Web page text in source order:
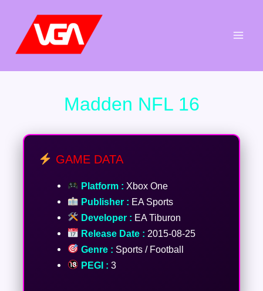
contenu
Madden NFL 16
GAME DATA
Platform : Xbox One
Publisher : EA Sports
Developer : EA Tiburon
Release Date : 2015-08-25
Genre : Sports / Football
PEGI : 3